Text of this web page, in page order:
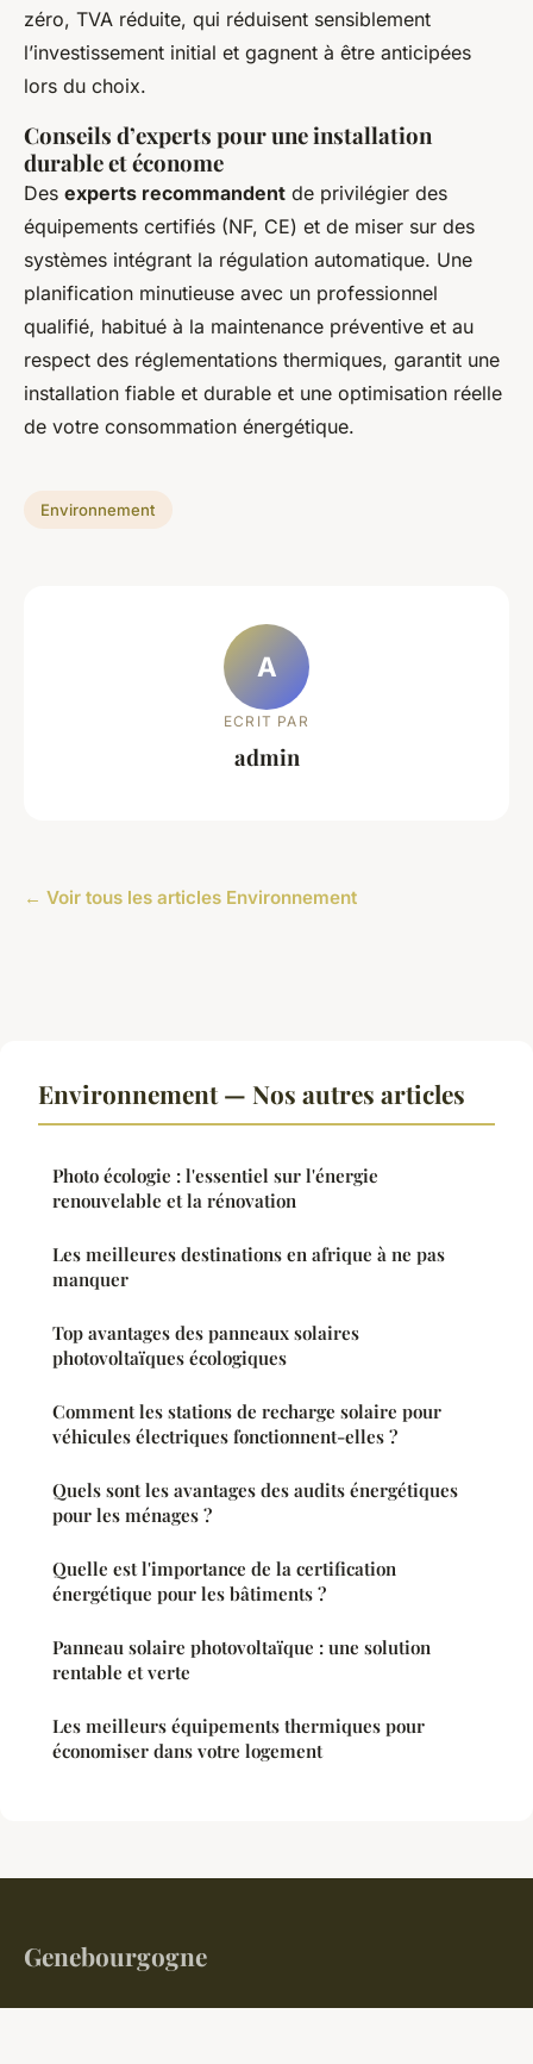
zéro, TVA réduite, qui réduisent sensiblement
l’investissement initial et gagnent à être anticipées
lors du choix.
Conseils d’experts pour une installation
durable et économe
Des experts recommandent de privilégier des
équipements certifiés (NF, CE) et de miser sur des
systèmes intégrant la régulation automatique. Une
planification minutieuse avec un professionnel
qualifié, habitué à la maintenance préventive et au
respect des réglementations thermiques, garantit une
installation fiable et durable et une optimisation réelle
de votre consommation énergétique.
Environnement
A
ECRIT PAR
admin
← Voir tous les articles Environnement
Environnement — Nos autres articles
Photo écologie : l'essentiel sur l'énergie
renouvelable et la rénovation
Les meilleures destinations en afrique à ne pas
manquer
Top avantages des panneaux solaires
photovoltaïques écologiques
Comment les stations de recharge solaire pour
véhicules électriques fonctionnent-elles ?
Quels sont les avantages des audits énergétiques
pour les ménages ?
Quelle est l'importance de la certification
énergétique pour les bâtiments ?
Panneau solaire photovoltaïque : une solution
rentable et verte
Les meilleurs équipements thermiques pour
économiser dans votre logement
Genebourgogne